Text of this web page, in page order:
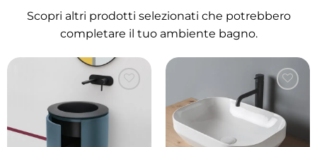
lunga durata nel tempo.
• 45x45xH12,5 cm
4 lati smaltati per un’estetica elegante
La lavorazione con quattro lati
completamente smaltati valorizza il lavabo
Scopri altri prodotti selezionati che potrebbero
completare il tuo ambiente bagno.